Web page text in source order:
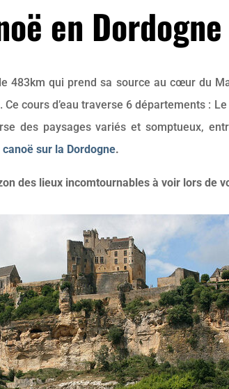
en
483km qui prend sa source au cœur du
Ce cours d’eau traverse 6 départements :
des paysages variés et somptueux,
sur la Dordogne.
des lieux incomtournables à voir lors de